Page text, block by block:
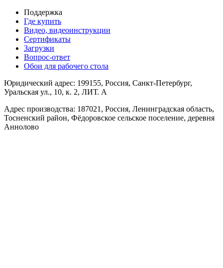
Поддержка
Где купить
Видео, видеоинструкции
Сертификаты
Загрузки
Вопрос-ответ
Обои для рабочего стола
Юридический адрес: 199155, Россия, Санкт-Петербург,
Уральская ул., 10, к. 2, ЛИТ. А
Адрес производства: 187021, Россия, Ленинградская область,
Тосненский район, Фёдоровское сельское поселение, деревня
Аннолово